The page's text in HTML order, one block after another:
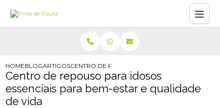
HOMEBLOGARTIGOSCENTRO DE REPOUSO PARA IDOSOS
Centro de repouso para idosos
essenciais para bem-estar e qualidade
de vida